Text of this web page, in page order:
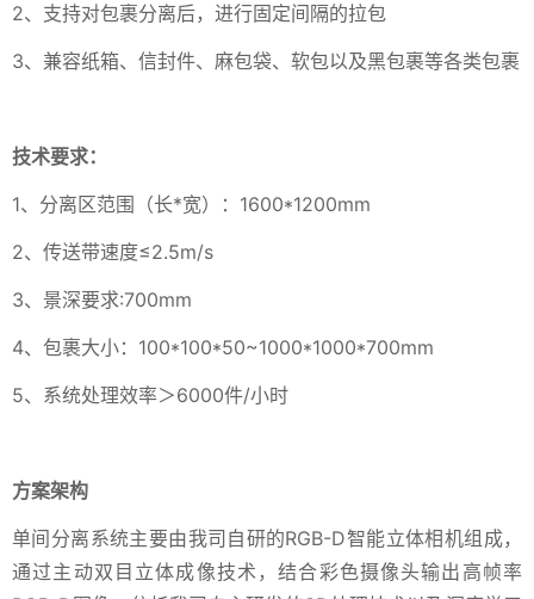
2、支持对包裹分离后，进行固定间隔的拉包
3、兼容纸箱、信封件、麻包袋、软包以及黑包裹等各类包裹
技术要求：
1、分离区范围（长*宽）：1600*1200mm
2、传送带速度≤2.5m/s
3、景深要求:700mm
4、包裹大小：100*100*50~1000*1000*700mm
5、系统处理效率＞6000件/小时
方案架构
单间分离系统主要由我司自研的RGB-D智能立体相机组成，
通过主动双目立体成像技术，结合彩色摄像头输出高帧率